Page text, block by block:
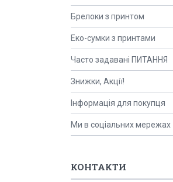
Брелоки з принтом
Еко-сумки з принтами
Часто задавані ПИТАННЯ
Знижки, Акції!
Інформація для покупця
Ми в соціальних мережах
КОНТАКТИ